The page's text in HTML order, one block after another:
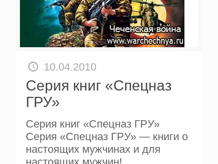
10.04.2010
Серия книг «Спецназ
ГРУ»
Серия книг «Спецназ ГРУ»
Серия «Спецназ ГРУ» — книги о
настоящих мужчинах и для